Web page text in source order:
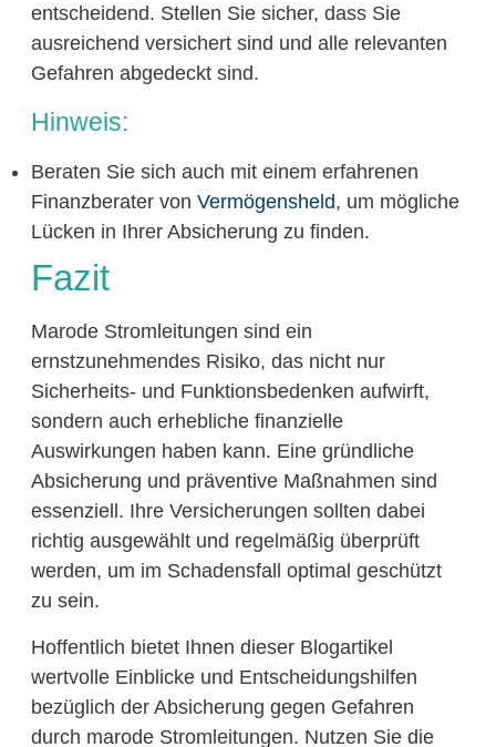
entscheidend. Stellen Sie sicher, dass Sie
ausreichend versichert sind und alle relevanten
Gefahren abgedeckt sind.
Hinweis:
Beraten Sie sich auch mit einem erfahrenen
Finanzberater von Vermögensheld, um mögliche
Lücken in Ihrer Absicherung zu finden.
Fazit
Marode Stromleitungen sind ein
ernstzunehmendes Risiko, das nicht nur
Sicherheits- und Funktionsbedenken aufwirft,
sondern auch erhebliche finanzielle
Auswirkungen haben kann. Eine gründliche
Absicherung und präventive Maßnahmen sind
essenziell. Ihre Versicherungen sollten dabei
richtig ausgewählt und regelmäßig überprüft
werden, um im Schadensfall optimal geschützt
zu sein.
Hoffentlich bietet Ihnen dieser Blogartikel
wertvolle Einblicke und Entscheidungshilfen
bezüglich der Absicherung gegen Gefahren
durch marode Stromleitungen. Nutzen Sie die